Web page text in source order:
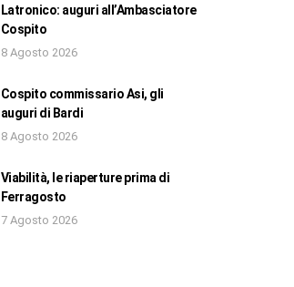
Latronico: auguri all’Ambasciatore
Cospito
8 Agosto 2026
Cospito commissario Asi, gli
auguri di Bardi
8 Agosto 2026
Viabilità, le riaperture prima di
Ferragosto
7 Agosto 2026